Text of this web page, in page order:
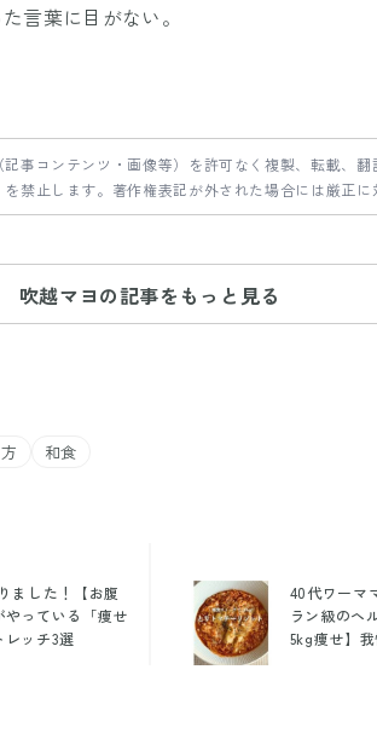
言葉に目がない。
事コンテンツ・画像等）を許可なく複製、転載、翻
禁止します。著作権表記が外された場合には厳正に
吹越マヨの記事をもっと見る
和食
ました！【お腹
っている「痩せ
レッチ3選
40代ワーマ
ラン級のヘ
5kg痩せ】